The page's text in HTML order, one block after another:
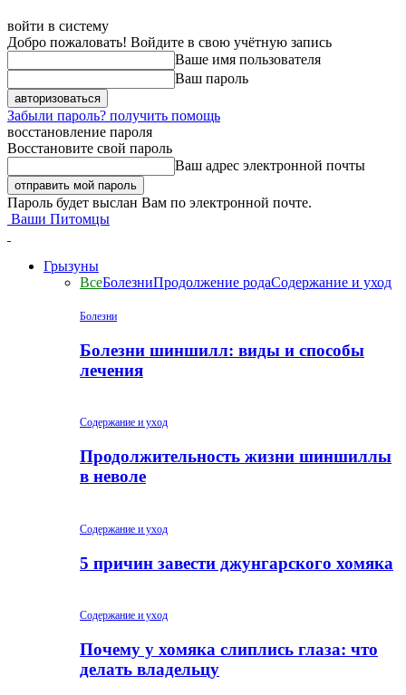
войти в систему
Добро пожаловать! Войдите в свою учётную запись
Ваше имя пользователя
Ваш пароль
Забыли пароль? получить помощь
восстановление пароля
Восстановите свой пароль
Ваш адрес электронной почты
Пароль будет выслан Вам по электронной почте.
Ваши Питомцы
Грызуны
ВсеБолезниПродолжение родаСодержание и уход
Болезни
Болезни шиншилл: виды и способы
лечения
Содержание и уход
Продолжительность жизни шиншиллы
в неволе
Содержание и уход
5 причин завести джунгарского хомяка
Содержание и уход
Почему у хомяка слиплись глаза: что
делать владельцу